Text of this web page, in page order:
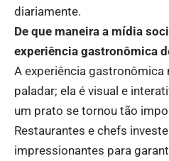
diariamente.
De que maneira a mídia
experiência gastronômica
A experiência gastronômica
paladar; ela é visual e
um prato se tornou tão
Restaurantes e chefs
impressionantes para